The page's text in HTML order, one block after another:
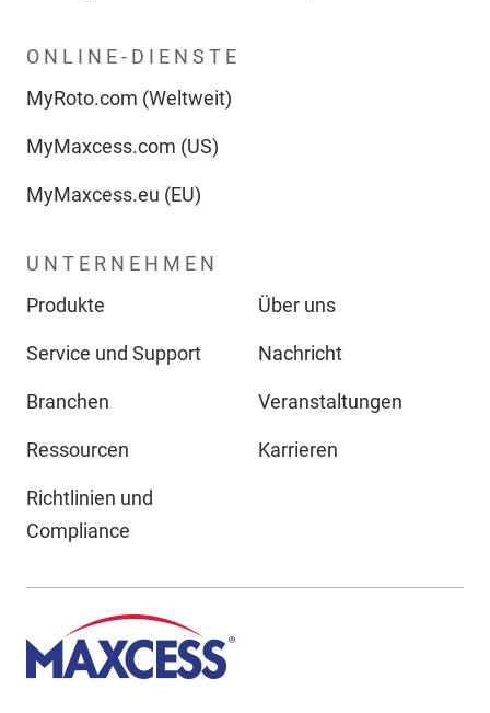
ONLINE-DIENSTE
MyRoto.com (Weltweit)
MyMaxcess.com (US)
MyMaxcess.eu (EU)
UNTERNEHMEN
Produkte
Über uns
Service und Support Nachricht
Branchen Veranstaltungen
Ressourcen Karrieren
Richtlinien und
Compliance